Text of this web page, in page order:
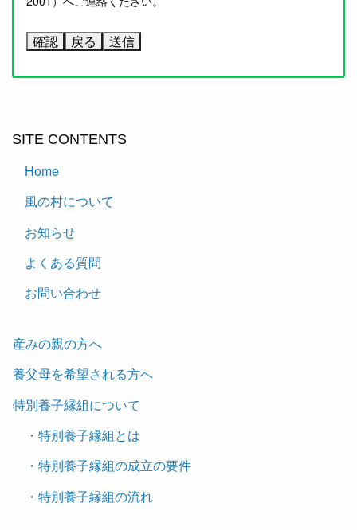
SITE CONTENTS
Home
風の村について
お知らせ
よくある質問
お問い合わせ
産みの親の方へ
養父母を希望される方へ
特別養子縁組について
・特別養子縁組とは
・特別養子縁組の成立の要件
・特別養子縁組の流れ